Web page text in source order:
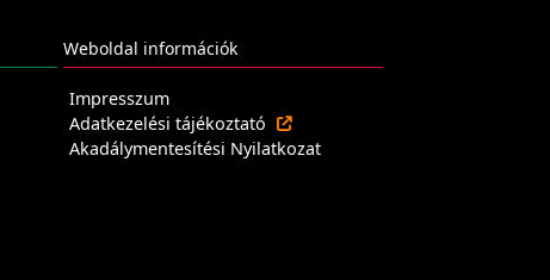
Weboldal információk
Impresszum
Adatkezelési tájékoztató
Akadálymentesítési Nyilatkozat